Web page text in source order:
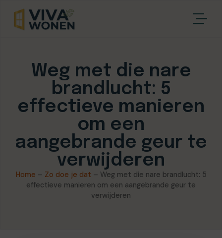
Weg met die nare
brandlucht: 5
effectieve manieren
om een
aangebrande geur te
verwijderen
Home – Zo doe je dat – Weg met die nare brandlucht: 5
effectieve manieren om een aangebrande geur te
verwijderen